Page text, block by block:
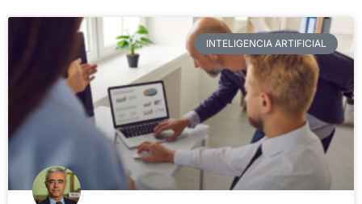
INTELIGENCIA ARTIFICIAL